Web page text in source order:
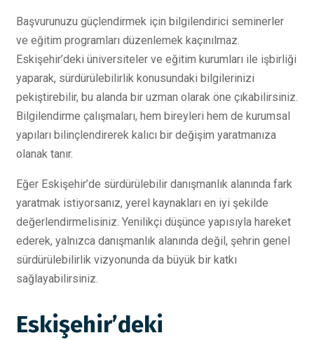
Başvurunuzu güçlendirmek için bilgilendirici seminerler
ve eğitim programları düzenlemek kaçınılmaz.
Eskişehir’deki üniversiteler ve eğitim kurumları ile işbirliği
yaparak, sürdürülebilirlik konusundaki bilgilerinizi
pekiştirebilir, bu alanda bir uzman olarak öne çıkabilirsiniz.
Bilgilendirme çalışmaları, hem bireyleri hem de kurumsal
yapıları bilinçlendirerek kalıcı bir değişim yaratmanıza
olanak tanır.
Eğer Eskişehir’de sürdürülebilir danışmanlık alanında fark
yaratmak istiyorsanız, yerel kaynakları en iyi şekilde
değerlendirmelisiniz. Yenilikçi düşünce yapısıyla hareket
ederek, yalnızca danışmanlık alanında değil, şehrin genel
sürdürülebilirlik vizyonunda da büyük bir katkı
sağlayabilirsiniz.
Eskişehir’deki